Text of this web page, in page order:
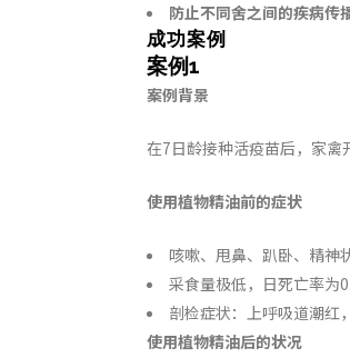
防止不同舍之间的疾病传
成功案例
案例1
案例背景
在7日龄接种活疫苗后，家禽
使用植物精油前的症状
咳嗽、甩鼻、趴卧、精神
采食量极低，日死亡率为
剖检症状：上呼吸道潮红
使用植物精油后的状况